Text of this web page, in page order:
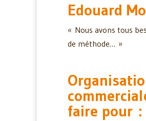
Edouard
« Nous avons tous
de méthode… »
faire pour :